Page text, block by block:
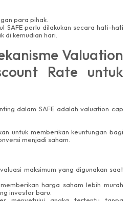
para pihak.
SAFE perlu dilakukan secara hati-hati
di kemudian hari.
Valuation
Rate untuk
dalam SAFE adalah valuation cap
untuk memberikan keuntungan bagi
menjadi saham.
maksimum yang digunakan saat
harga saham lebih murah
investor baru.